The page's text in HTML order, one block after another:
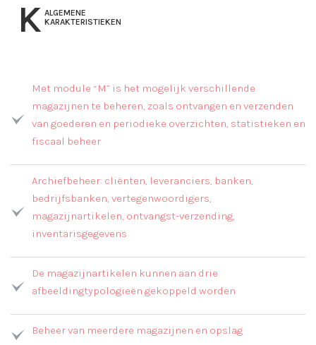
K ALGEMENE
KARAKTERISTIEKEN
Met module “M” is het mogelijk verschillende
magazijnen te beheren, zoals ontvangen en verzenden
van goederen en periodieke overzichten, statistieken en
fiscaal beheer
Archiefbeheer: cliënten, leveranciers, banken,
bedrijfsbanken, vertegenwoordigers,
magazijnartikelen, ontvangst-verzending,
inventarisgegevens
De magazijnartikelen kunnen aan drie
afbeeldingtypologieën gekoppeld worden
Beheer van meerdere magazijnen en opslag